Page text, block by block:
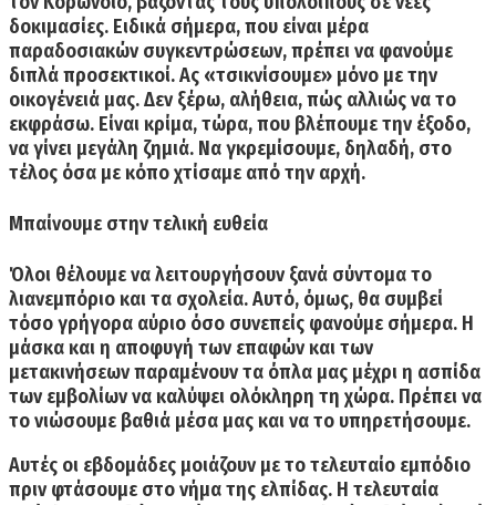
δοκιμασίες. Ειδικά σήμερα, που είναι μέρα
παραδοσιακών συγκεντρώσεων, πρέπει να φανούμε
διπλά προσεκτικοί. Ας «τσικνίσουμε» μόνο με την
οικογένειά μας. Δεν ξέρω, αλήθεια, πώς αλλιώς να το
εκφράσω. Είναι κρίμα, τώρα, που βλέπουμε την έξοδο,
να γίνει μεγάλη ζημιά. Να γκρεμίσουμε, δηλαδή, στο
τέλος όσα με κόπο χτίσαμε από την αρχή.
Μπαίνουμε στην τελική ευθεία
Όλοι θέλουμε να λειτουργήσουν ξανά σύντομα το
λιανεμπόριο και τα σχολεία. Αυτό, όμως, θα συμβεί
τόσο γρήγορα αύριο όσο συνεπείς φανούμε σήμερα. Η
μάσκα και η αποφυγή των επαφών και των
μετακινήσεων παραμένουν τα όπλα μας μέχρι η ασπίδα
των εμβολίων να καλύψει ολόκληρη τη χώρα. Πρέπει να
το νιώσουμε βαθιά μέσα μας και να το υπηρετήσουμε.
Αυτές οι εβδομάδες μοιάζουν με το τελευταίο εμπόδιο
πριν φτάσουμε στο νήμα της ελπίδας. Η τελευταία